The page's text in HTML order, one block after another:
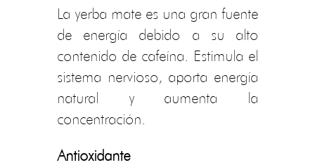
La yerba mate es una gran fuente
de energía debido a su alto
contenido de cafeína. Estimula el
sistema nervioso, aporta energía
natural y aumenta la
concentración.
Antioxidante